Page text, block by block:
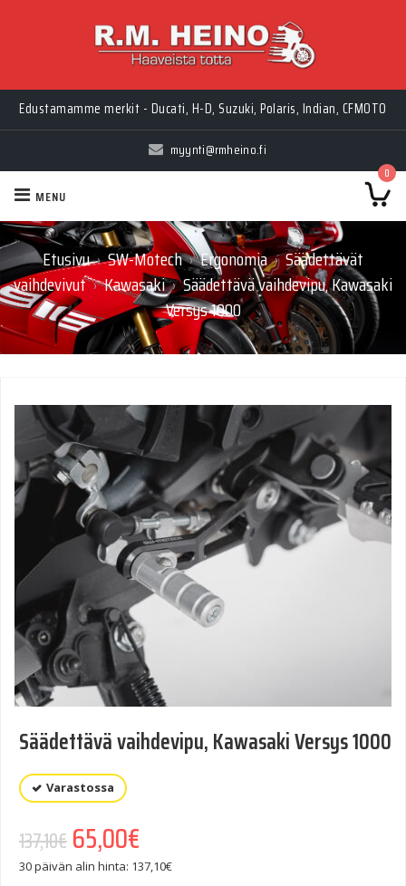
Edustamamme merkit - Ducati, H-D, Suzuki, Polaris, Indian, CFMOTO
myynti@rmheino.fi
0
MENU
Etusivu › SW-Motech › Ergonomia › Säädettävät
vaihdevivut › Kawasaki › Säädettävä vaihdevipu, Kawasaki
Versys 1000
Säädettävä vaihdevipu, Kawasaki Versys 1000
Varastossa
137,10€ Alkuperäinen hinta oli: 137,10€.
65,00€
30 päivän alin hinta: 137,10€